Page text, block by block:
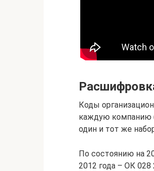
Коды
каждую компанию
один и тот же
По состоянию на
2012 года – ОК 028